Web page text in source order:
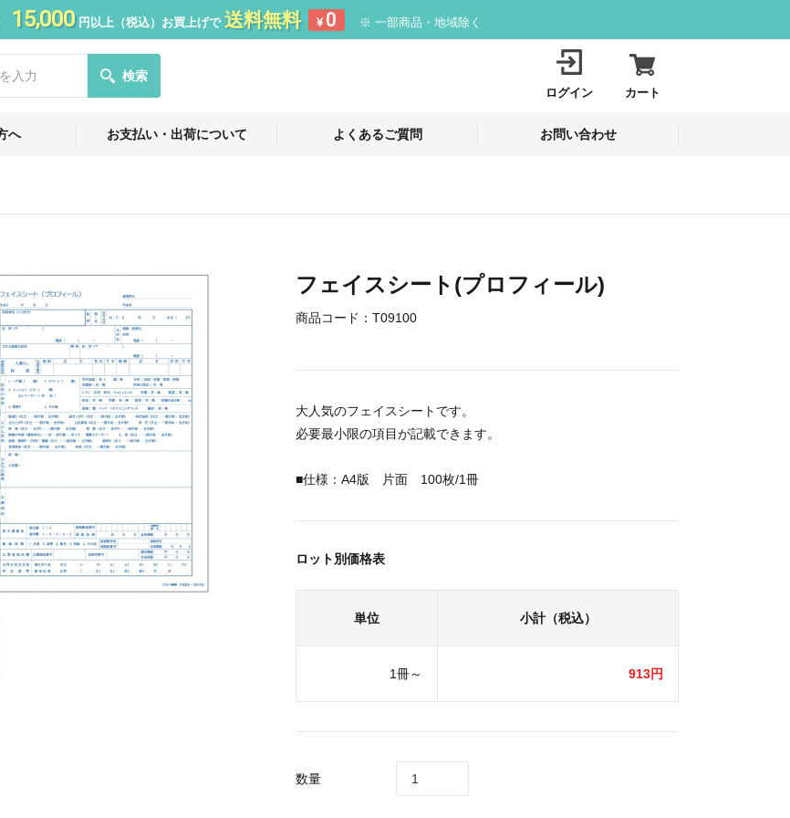
15,000円以上（税込）お買上げで 送料無料 ¥ 0 ※ 一部商品・地域除く
検索
ログイン カート
へ お支払い・出荷について よくあるご質問 お問い合わせ
フェイスシート(プロフィール)
商品コード： T09100
大人気のフェイスシートです。
必要最小限の項目が記載できます。
■仕様：A4版 片面 100枚/1冊
ロット別価格表
単位 小計（税込）
1冊～ 913円
数量